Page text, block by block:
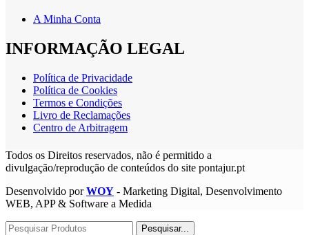
A Minha Conta
INFORMAÇÃO LEGAL
Política de Privacidade
Política de Cookies
Termos e Condições
Livro de Reclamações
Centro de Arbitragem
Todos os Direitos reservados, não é permitido a
divulgação/reprodução de conteúdos do site pontajur.pt
Desenvolvido porWOY - Marketing Digital, Desenvolvimento
WEB, APP & Software a Medida
Pesquisar...